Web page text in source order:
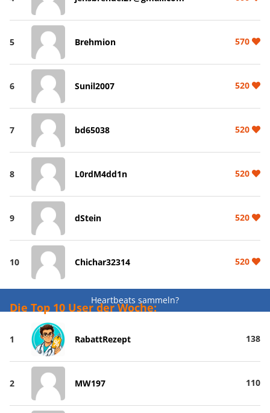
5 Brehmion 570
6 Sunil2007 520
7 bd65038 520
8 L0rdM4dd1n 520
9 dStein 520
10 Chichar32314 520
Heartbeats sammeln?
Die Top 10 User der Woche:
1 RabattRezept 138
2 MW197 110